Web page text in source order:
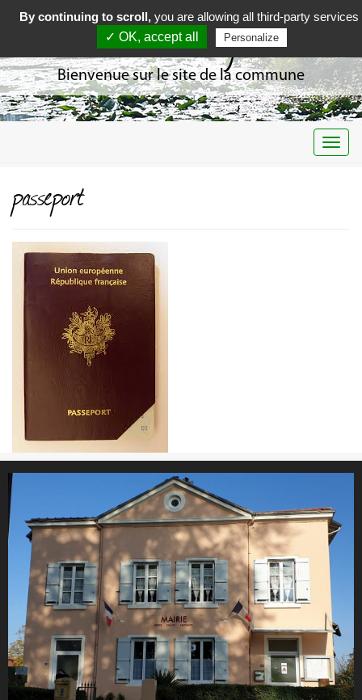
Curciat Dongalon
Bienvenue sur le site de la commune
passeport
By continuing to scroll, you are allowing all third-party services
✓ OK, accept all
Personalize